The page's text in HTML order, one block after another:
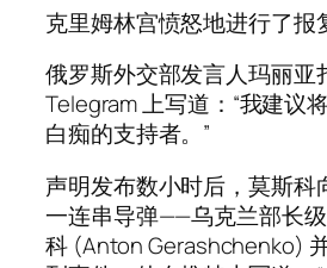
克里姆林宫愤怒地进行了报
俄罗斯外交部发言人玛丽亚
Telegram 上写道：“我建议
白痴的支持者。”
声明发布数小时后，莫斯科
一连串导弹——乌克兰部长级
科 (Anton Gerashchenko)